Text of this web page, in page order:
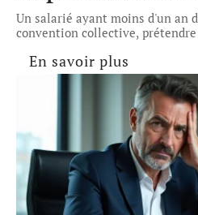
Un salarié ayant moins d'un an
convention collective,
En savoir plus